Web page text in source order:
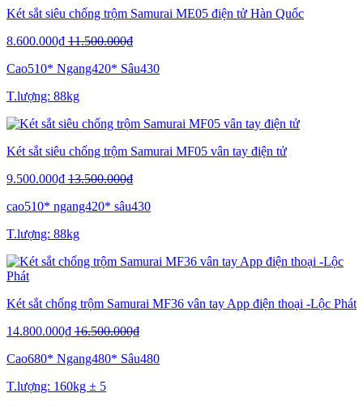
Két sắt siêu chống trộm Samurai ME05 điện tử Hàn Quốc
8.600.000₫ 11.500.000₫
Cao510* Ngang420* Sâu430
T.lượng: 88kg
Két sắt siêu chống trộm Samurai MF05 vân tay điện tử
9.500.000₫ 13.500.000₫
cao510* ngang420* sâu430
T.lượng: 88kg
Két sắt chống trộm Samurai MF36 vân tay App điện thoại -Lộc Phát
14.800.000₫ 16.500.000₫
Cao680* Ngang480* Sâu480
T.lượng: 160kg ± 5